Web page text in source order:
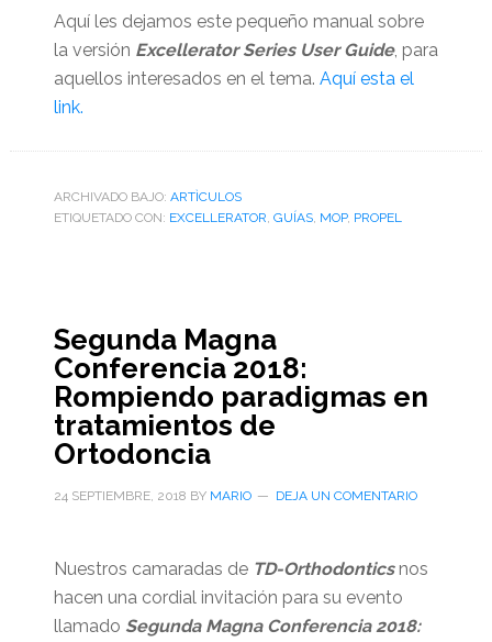
Aquí les dejamos este pequeño manual sobre
la versión Excellerator Series User Guide, para
aquellos interesados en el tema. Aquí esta el
link.
ARCHIVADO BAJO: ARTÌCULOS
ETIQUETADO CON: EXCELLERATOR, GUÍAS, MOP, PROPEL
Segunda Magna
Conferencia 2018:
Rompiendo paradigmas en
tratamientos de
Ortodoncia
24 SEPTIEMBRE, 2018 BY MARIO DEJA UN COMENTARIO
Nuestros camaradas de TD-Orthodonticsnos
hacen una cordial invitación para su evento
llamado Segunda Magna Conferencia 2018: